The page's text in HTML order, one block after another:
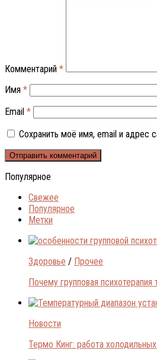
Комментарий *
Имя *
Email *
Сохранить моё имя, email и адрес
Популярное
Свежее
Популярное
Метки
Здоровье / Прочее
Почему групповая психотерапия
Новости
Термо Кинг: работа